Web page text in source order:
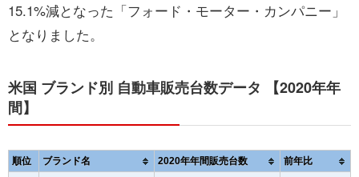
15.1%減となった「フォード・モーター・カンパニー」
となりました。
米国 ブランド別 自動車販売台数データ 【2020年年
間】
順位 ブランド名 2020年年間販売台数 前年比